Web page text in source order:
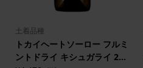
土着品種
トカイヘートソーロー フルミ
ントドライ キシュガライ 2...